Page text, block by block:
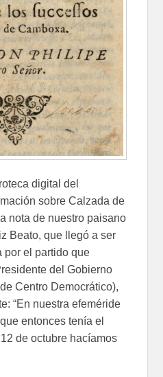
digital del
sobre Calzada de
nota de nuestro paisano
Beato, que llegó a ser
por el partido que
del Gobierno
Centro Democrático),
“En nuestra efeméride
entonces tenía el
de octubre hacíamos